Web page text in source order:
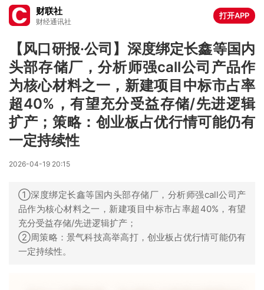
财联社
财经通讯社
打开APP
【风口研报·公司】深度绑定长鑫等国内
头部存储厂，分析师强call公司产品作
为核心材料之一，新建项目中标市占率
超40%，有望充分受益存储/先进逻辑
扩产；策略：创业板占优行情可能仍有
一定持续性
2026-04-19 20:15
①深度绑定长鑫等国内头部存储厂，分析师强call公司产
品作为核心材料之一，新建项目中标市占率超40%，有望
充分受益存储/先进逻辑扩产；
②周策略：景气科技高举高打，创业板占优行情可能仍有
一定持续性。